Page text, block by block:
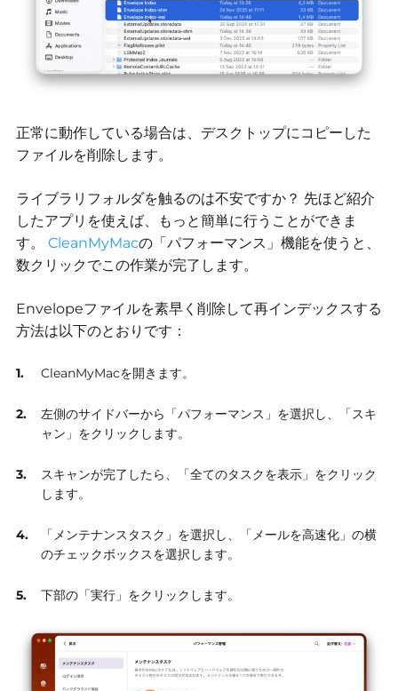
正常に動作している場合は、デスクトップにコピーした
ファイルを削除します。
ライブラリフォルダを触るのは不安ですか？ 先ほど紹介
したアプリを使えば、もっと簡単に行うことができま
す。
CleanMyMacの「パフォーマンス」機能を使うと、
数クリックでこの作業が完了します。
Envelopeファイルを素早く削除して再インデックスする
方法は以下のとおりです：
CleanMyMacを開きます。
左側のサイドバーから「パフォーマンス」を選択し、「スキ
ャン」をクリックします。
スキャンが完了したら、「全てのタスクを表示」をクリック
します。
「メンテナンスタスク」を選択し、「メールを高速化」の横
のチェックボックスを選択します。
下部の「実行」をクリックします。